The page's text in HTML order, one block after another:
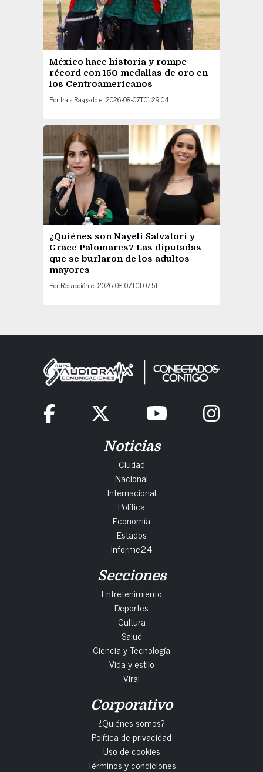
México hace historia y rompe
récord con 150 medallas de oro en
los Centroamericanos
Por Irais Rasgadoel 2026-08-07T01:29:04
¿Quiénes son Nayeli Salvatori y
Grace Palomares? Las diputadas
que se burlaron de los adultos
mayores
Por Redacción el 2026-08-07T01:07:51
Noticias
Ciudad
Nacional
Internacional
Política
Economía
Estados
Informe24
Secciones
Entretenimiento
Deportes
Cultura
Salud
Ciencia y Tecnología
Vida y estilo
Viral
Corporativo
¿Quiénes somos?
Política de privacidad
Uso de cookies
Términos y condiciones